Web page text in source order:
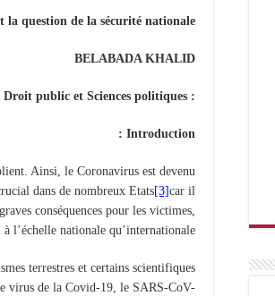
la question de la sécurité nationale
BELABADA KHALID
: Doctorant chercheur en Droit public et Sciences politiques
Introduction :
Ainsi, le Coronavirus est devenu
dans de nombreux Etats[3]car il
conséquences pour les victimes,
l’échelle nationale qu’internationale.
terrestres et certains scientifiques
virus de la Covid-19, le SARS-CoV-